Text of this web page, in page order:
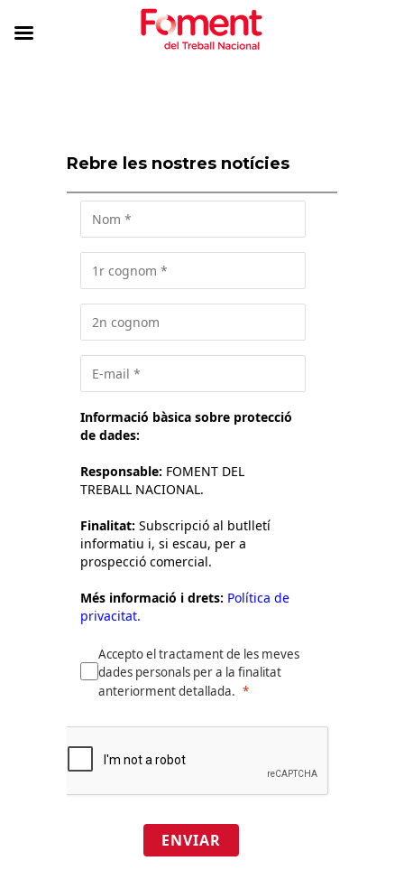
Rebre les nostres notícies
Informació bàsica sobre protecció
de dades:
Responsable: FOMENT DEL
TREBALL NACIONAL.
Finalitat: Subscripció al butlletí
informatiu i, si escau, per a
prospecció comercial.
Més informació i drets: Política de
privacitat.
Accepto el tractament de les meves
dades personals per a la finalitat
anteriorment detallada.
ENVIAR